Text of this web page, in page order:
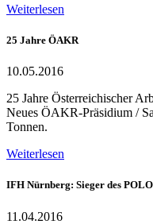
Weiterlesen
25 Jahre ÖAKR
10.05.2016
25 Jahre Österreichischer
Neues ÖAKR-Präsidium /
Tonnen.
Weiterlesen
IFH Nürnberg: Sieger des
11.04.2016